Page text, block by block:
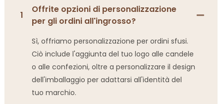
1
Offrite opzioni di personalizzazione
per gli ordini all'ingrosso?
Sì, offriamo personalizzazione per ordini sfusi.
Ciò include l'aggiunta del tuo logo alle candele
o alle confezioni, oltre a personalizzare il design
dell'imballaggio per adattarsi all'identità del
tuo marchio.